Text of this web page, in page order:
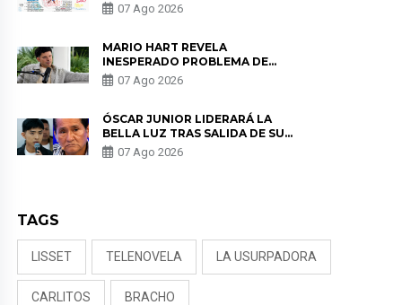
07 Ago 2026
MARIO HART REVELA
INESPERADO PROBLEMA DE
SALUD ANTES DE SEPARARSE DE
KORINA: “ME ENCONTRARON UN
07 Ago 2026
ÓSCAR JUNIOR LIDERARÁ LA
BELLA LUZ TRAS SALIDA DE SU
PADRE POR POLÉMICA CON
NALDY SALDAÑA
07 Ago 2026
TAGS
LISSET TELENOVELA LA USURPADORA
CARLITOS BRACHO